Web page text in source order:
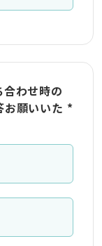
わせ時の
願いいた *